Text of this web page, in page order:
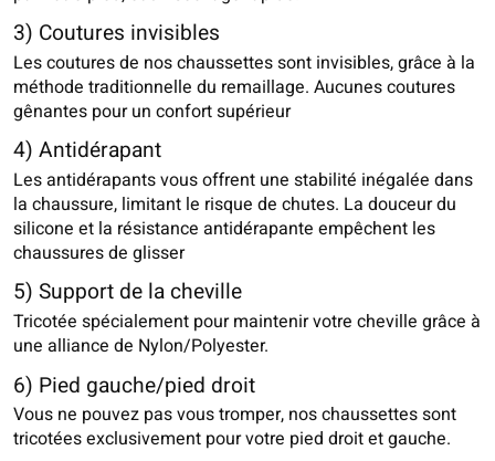
3) Coutures invisibles
Les coutures de nos chaussettes sont invisibles, grâce à la
méthode traditionnelle du remaillage. Aucunes coutures
gênantes pour un confort supérieur
4) Antidérapant
Les antidérapants vous offrent une stabilité inégalée dans
la chaussure, limitant le risque de chutes. La douceur du
silicone et la résistance antidérapante empêchent les
chaussures de glisser
5) Support de la cheville
Tricotée spécialement pour maintenir votre cheville grâce à
une alliance de Nylon/Polyester.
6) Pied gauche/pied droit
Vous ne pouvez pas vous tromper, nos chaussettes sont
tricotées exclusivement pour votre pied droit et gauche.